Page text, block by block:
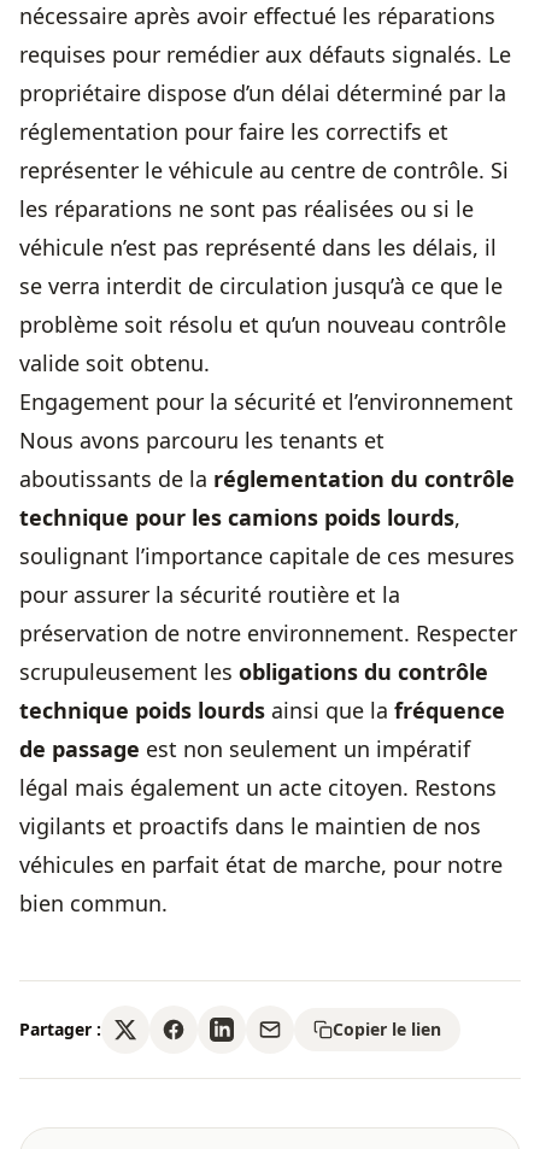
nécessaire après avoir effectué les réparations
requises pour remédier aux défauts signalés. Le
propriétaire dispose d’un délai déterminé par la
réglementation pour faire les correctifs et
représenter le véhicule au centre de contrôle. Si
les réparations ne sont pas réalisées ou si le
véhicule n’est pas représenté dans les délais, il
se verra interdit de circulation jusqu’à ce que le
problème soit résolu et qu’un nouveau contrôle
valide soit obtenu.
Engagement pour la sécurité et l’environnement
Nous avons parcouru les tenants et
aboutissants de la réglementation du contrôle
technique pour les camions poids lourds,
soulignant l’importance capitale de ces mesures
pour assurer la sécurité routière et la
préservation de notre environnement. Respecter
scrupuleusement les obligations du contrôle
technique poids lourds ainsi que la fréquence
de passage est non seulement un impératif
légal mais également un acte citoyen. Restons
vigilants et proactifs dans le maintien de nos
véhicules en parfait état de marche, pour notre
bien commun.
Partager : Copier le lien